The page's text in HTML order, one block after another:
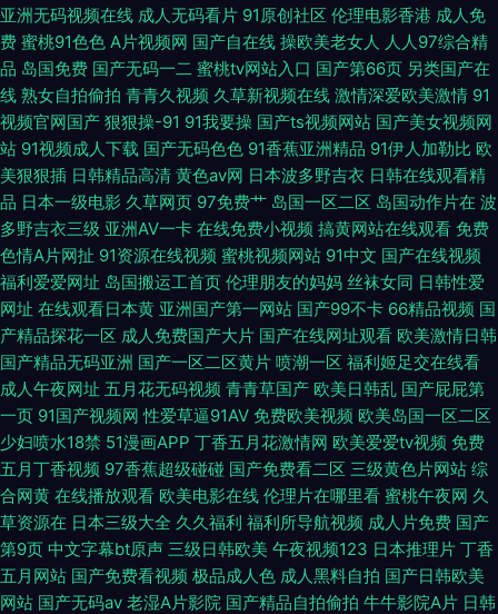
利剧场 日韩综合色中色 亚洲国产精品99 探花自拍 97在线视频鸥洲 婷婷精品
久久 少妇伦理 国产在线日韩二区 老司机黄色片 日本四海色片 AV久久人人操
九一在线观看视频 女优伊久在线二区 在线超碰91 黑丝美女在线观看 欧美日
韩大香蕉在线 操逼电影网 久久女优在线视频 婷婷丁香网成人网 91亚洲精华
液 蜜桃在线黄91 日韩免费看 伊人网操逼片 狼友天堂AV 欧日韩福利 成人电
影黄色亚洲 久草影音先锋 欧美亚洲天堂在线 欧美穴穴色 精品熟妇在线 蜜桃
成人免费AV 91麻豆萝莉熟女 深夜免费在线观看
亚洲无码视频在线 成人无码看片 91原创社区 伦理电影香港 成人免
费 蜜桃91色色 A片视频网 国产自在线 操欧美老女人 人人97综合精
品 岛国免费 国产无码一二 蜜桃tv网站入口 国产第66页 另类国产在
线 熟女自拍偷拍 青青久视频 久草新视频在线 激情深爱欧美激情 91
视频官网国产 狠狠操-91 91我要操 国产ts视频网站 国产美女视频网
站 91视频成人下载 国产无码色色 91香蕉亚洲精品 91伊人加勒比 欧
美狠狠插 日韩精品高清 黄色av网 日本波多野吉衣 日韩在线观看精
品 日本一级电影 久草网页 97免费艹 岛国一区二区 岛国动作片在 波
多野吉衣三级 亚洲AV一卡 在线免费小视频 搞黄网站在线观看 免费
色情A片网扯 91资源在线视频 蜜桃视频网站 91中文 国产在线视频
福利爱爱网址 岛国搬运工首页 伦理朋友的妈妈 丝袜女同 日韩性爱
网址 在线观看日本黄 亚洲国产第一网站 国产99不卡 66精品视频 国
产精品探花一区 成人免费国产大片 国产在线网址观看 欧美激情日韩
国产精品无码亚洲 国产一区二区黄片 喷潮一区 福利姬足交在线看
成人午夜网址 五月花无码视频 青青草国产 欧美日韩乱 国产屁屁第
一页 91国产视频网 性爱草逼91AV 免费欧美视频 欧美岛国一区二区
少妇喷水18禁 51漫画APP 丁香五月花激情网 欧美爱爱tv视频 免费
五月丁香视频 97香蕉超级碰碰 国产免费看二区 三级黄色片网站 综
合网黄 在线播放观看 欧美电影在线 伦理片在哪里看 蜜桃午夜网 久
草资源在 日本三级大全 久久福利 福利所导航视频 成人片免费 国产
第9页 中文字幕bt原声 三级日韩欧美 午夜视频123 日本推理片 丁香
五月网站 国产免费看视频 极品成人色 成人黑料自拍 国产日韩欧美
网站 国产无码av 老湿A片影院 国产精品自拍偷拍 牛牛影院A片 日韩